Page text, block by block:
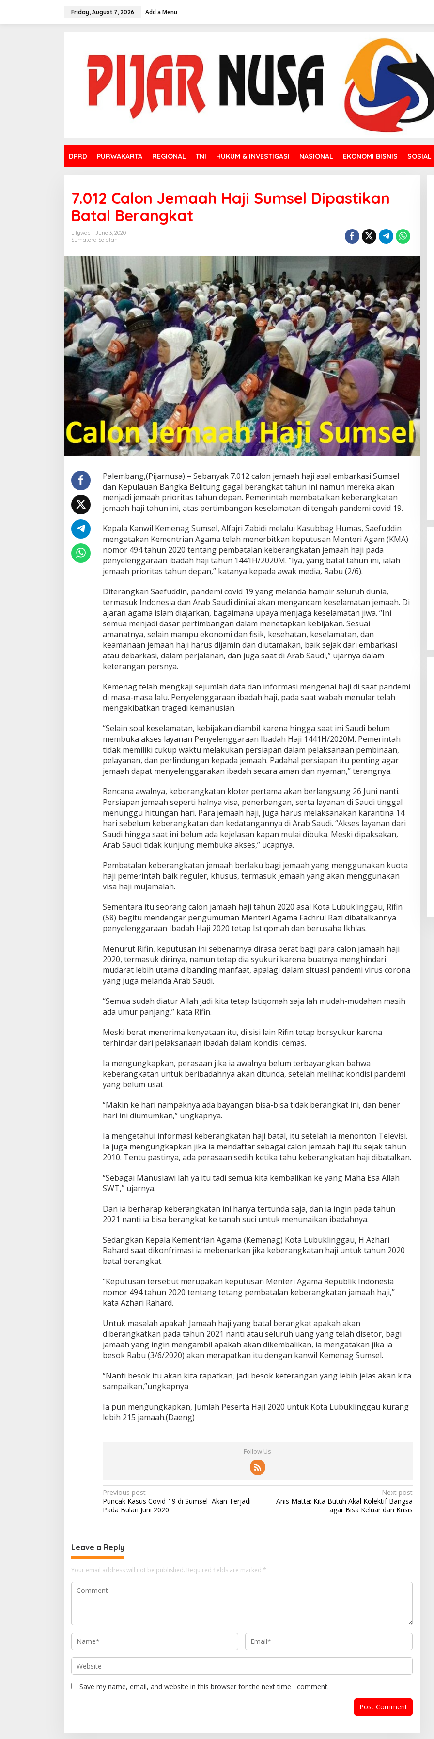
Friday, August 7, 2026 Add a Menu
DPRD PURWAKARTA REGIONAL TNI HUKUM & INVESTIGASI NASIONAL EKONOMI BISNIS SOSIAL
7.012 Calon Jemaah Haji Sumsel Dipastikan
Batal Berangkat
Lilywae
June 3, 2020
Sumatera Selatan
Palembang,(Pijarnusa) – Sebanyak 7.012 calon jemaah haji asal embarkasi Sumsel
dan Kepulauan Bangka Belitung gagal berangkat tahun ini namun mereka akan
menjadi jemaah prioritas tahun depan. Pemerintah membatalkan keberangkatan
jemaah haji tahun ini, atas pertimbangan keselamatan di tengah pandemi covid 19.
Kepala Kanwil Kemenag Sumsel, Alfajri Zabidi melalui Kasubbag Humas, Saefuddin
mengatakan Kementrian Agama telah menerbitkan keputusan Menteri Agam (KMA)
nomor 494 tahun 2020 tentang pembatalan keberangkatan jemaah haji pada
penyelenggaraan ibadah haji tahun 1441H/2020M. “Iya, yang batal tahun ini, ialah
jemaah prioritas tahun depan,” katanya kepada awak media, Rabu (2/6).
Diterangkan Saefuddin, pandemi covid 19 yang melanda hampir seluruh dunia,
termasuk Indonesia dan Arab Saudi dinilai akan mengancam keselamatan jemaah. Di
ajaran agama islam diajarkan, bagaimana upaya menjaga keselamatan jiwa. “Ini
semua menjadi dasar pertimbangan dalam menetapkan kebijakan. Sesuai
amanatnya, selain mampu ekonomi dan fisik, kesehatan, keselamatan, dan
keamanaan jemaah haji harus dijamin dan diutamakan, baik sejak dari embarkasi
atau debarkasi, dalam perjalanan, dan juga saat di Arab Saudi,” ujarnya dalam
keterangan persnya.
Kemenag telah mengkaji sejumlah data dan informasi mengenai haji di saat pandemi
di masa-masa lalu. Penyelenggaraan ibadah haji, pada saat wabah menular telah
mengakibatkan tragedi kemanusian.
“Selain soal keselamatan, kebijakan diambil karena hingga saat ini Saudi belum
membuka akses layanan Penyelenggaraan Ibadah Haji 1441H/2020M. Pemerintah
tidak memiliki cukup waktu melakukan persiapan dalam pelaksanaan pembinaan,
pelayanan, dan perlindungan kepada jemaah. Padahal persiapan itu penting agar
jemaah dapat menyelenggarakan ibadah secara aman dan nyaman,” terangnya.
Rencana awalnya, keberangkatan kloter pertama akan berlangsung 26 Juni nanti.
Persiapan jemaah seperti halnya visa, penerbangan, serta layanan di Saudi tinggal
menunggu hitungan hari. Para jemaah haji, juga harus melaksanakan karantina 14
hari sebelum keberangkatan dan kedatangannya di Arab Saudi. “Akses layanan dari
Saudi hingga saat ini belum ada kejelasan kapan mulai dibuka. Meski dipaksakan,
Arab Saudi tidak kunjung membuka akses,” ucapnya.
Pembatalan keberangkatan jemaah berlaku bagi jemaah yang menggunakan kuota
haji pemerintah baik reguler, khusus, termasuk jemaah yang akan menggunakan
visa haji mujamalah.
Sementara itu seorang calon jamaah haji tahun 2020 asal Kota Lubuklinggau, Rifin
(58) begitu mendengar pengumuman Menteri Agama Fachrul Razi dibatalkannya
penyelenggaraan Ibadah Haji 2020 tetap Istiqomah dan berusaha Ikhlas.
Menurut Rifin, keputusan ini sebenarnya dirasa berat bagi para calon jamaah haji
2020, termasuk dirinya, namun tetap dia syukuri karena buatnya menghindari
mudarat lebih utama dibanding manfaat, apalagi dalam situasi pandemi virus corona
yang juga melanda Arab Saudi.
“Semua sudah diatur Allah jadi kita tetap Istiqomah saja lah mudah-mudahan masih
ada umur panjang,” kata Rifin.
Meski berat menerima kenyataan itu, di sisi lain Rifin tetap bersyukur karena
terhindar dari pelaksanaan ibadah dalam kondisi cemas.
Ia mengungkapkan, perasaan jika ia awalnya belum terbayangkan bahwa
keberangkatan untuk beribadahnya akan ditunda, setelah melihat kondisi pandemi
yang belum usai.
“Makin ke hari nampaknya ada bayangan bisa-bisa tidak berangkat ini, dan bener
hari ini diumumkan,” ungkapnya.
Ia mengetahui informasi keberangkatan haji batal, itu setelah ia menonton Televisi.
Ia juga mengungkapkan jika ia mendaftar sebagai calon jemaah haji itu sejak tahun
2010. Tentu pastinya, ada perasaan sedih ketika tahu keberangkatan haji dibatalkan.
“Sebagai Manusiawi lah ya itu tadi semua kita kembalikan ke yang Maha Esa Allah
SWT,” ujarnya.
Dan ia berharap keberangkatan ini hanya tertunda saja, dan ia ingin pada tahun
2021 nanti ia bisa berangkat ke tanah suci untuk menunaikan ibadahnya.
Sedangkan Kepala Kementrian Agama (Kemenag) Kota Lubuklinggau, H Azhari
Rahard saat dikonfrimasi ia mebenarkan jika keberangkatan haji untuk tahun 2020
batal berangkat.
“Keputusan tersebut merupakan keputusan Menteri Agama Republik Indonesia
nomor 494 tahun 2020 tentang tetang pembatalan keberangkatan jamaah haji,”
kata Azhari Rahard.
Untuk masalah apakah Jamaah haji yang batal berangkat apakah akan
diberangkatkan pada tahun 2021 nanti atau seluruh uang yang telah disetor, bagi
jamaah yang ingin mengambil apakah akan dikembalikan, ia mengatakan jika ia
besok Rabu (3/6/2020) akan merapatkan itu dengan kanwil Kemenag Sumsel.
“Nanti besok itu akan kita rapatkan, jadi besok keterangan yang lebih jelas akan kita
sampaikan,”ungkapnya
Ia pun mengungkapkan, Jumlah Peserta Haji 2020 untuk Kota Lubuklinggau kurang
lebih 215 jamaah.(Daeng)
Follow Us
Post
navigation
Previous post
Puncak Kasus Covid-19 di Sumsel Akan Terjadi
Pada Bulan Juni 2020
Next post
Anis Matta: Kita Butuh Akal Kolektif Bangsa
agar Bisa Keluar dari Krisis
Leave a Reply
Your email address will not be published. Required fields are marked *
Save my name, email, and website in this browser for the next time I comment.
Wakil Panglima TNI dan Sejumlah
Pejabat Negara Terima Warga
Kehormatan dan Brevet Korps
Marinir
In Nasional | August 5, 2026